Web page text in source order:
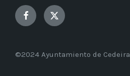
Facebook Twitter
©2024 Ayuntamiento de Cedeira